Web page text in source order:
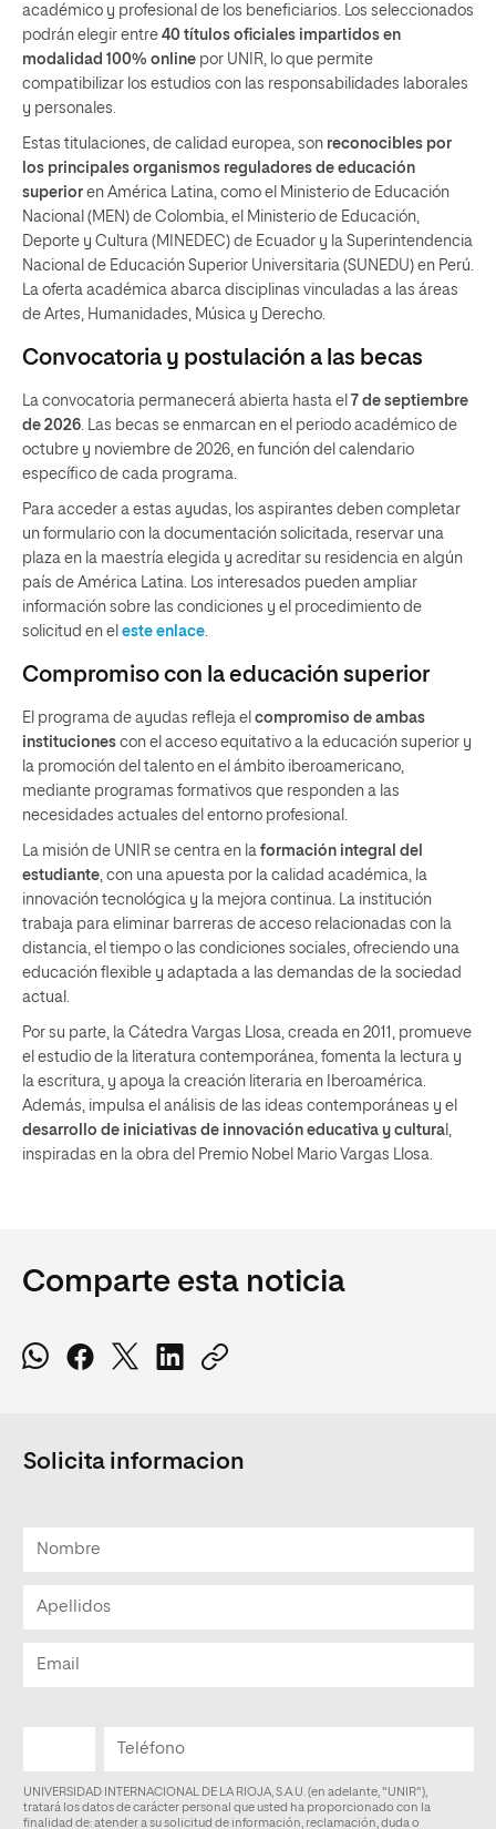
académico y profesional de los beneficiarios. Los seleccionados
podrán elegir entre 40 títulos oficiales impartidos en
modalidad 100% online por UNIR, lo que permite
compatibilizar los estudios con las responsabilidades laborales
y personales.
Estas titulaciones, de calidad europea, son reconocibles por
los principales organismos reguladores de educación
superior en América Latina, como el Ministerio de Educación
Nacional (MEN) de Colombia, el Ministerio de Educación,
Deporte y Cultura (MINEDEC) de Ecuador y la Superintendencia
Nacional de Educación Superior Universitaria (SUNEDU) en Perú.
La oferta académica abarca disciplinas vinculadas a las áreas
de Artes, Humanidades, Música y Derecho.
Convocatoria y postulación a las becas
La convocatoria permanecerá abierta hasta el 7 de septiembre
de 2026 . Las becas se enmarcan en el periodo académico de
octubre y noviembre de 2026, en función del calendario
específico de cada programa.
Para acceder a estas ayudas, los aspirantes deben completar
un formulario con la documentación solicitada, reservar una
plaza en la maestría elegida y acreditar su residencia en algún
país de América Latina. Los interesados pueden ampliar
información sobre las condiciones y el procedimiento de
solicitud en el este enlace
Compromiso con la educación superior
El programa de ayudas refleja el compromiso de ambas
instituciones con el acceso equitativo a la educación superior y
la promoción del talento en el ámbito iberoamericano,
mediante programas formativos que responden a las
necesidades actuales del entorno profesional.
La misión de UNIR se centra en la formación integral del
estudiante , con una apuesta por la calidad académica, la
innovación tecnológica y la mejora continua. La institución
trabaja para eliminar barreras de acceso relacionadas con la
distancia, el tiempo o las condiciones sociales, ofreciendo una
educación flexible y adaptada a las demandas de la sociedad
actual.
Por su parte, la Cátedra Vargas Llosa, creada en 2011, promueve
el estudio de la literatura contemporánea, fomenta la lectura y
la escritura, y apoya la creación literaria en Iberoamérica.
Además, impulsa el análisis de las ideas contemporáneas y el
desarrollo de iniciativas de innovación educativa y cultura
inspiradas en la obra del Premio Nobel Mario Vargas Llosa.
Comparte esta noticia
Solicita informacion